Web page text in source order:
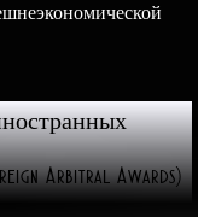
Arbitral Awards)